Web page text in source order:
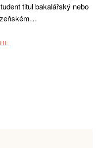
titul bakalářský nebo